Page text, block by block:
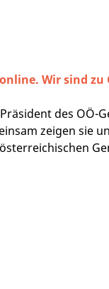
Wir sind
des
zeigen sie